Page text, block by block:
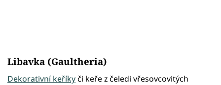
Libavka (Gaultheria)
Dekorativní keříkyči keře z čeledi vřesovcovitých